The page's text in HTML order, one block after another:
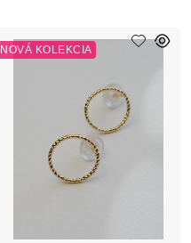
NOVÁ KOLEKCIA